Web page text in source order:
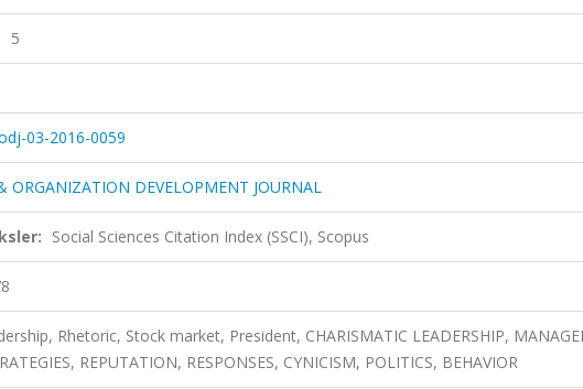
5
03-2016-0059
ORGANIZATION DEVELOPMENT JOURNAL
Social Sciences Citation Index (SSCI), Scopus
Rhetoric, Stock market, President, CHARISMATIC LEADERSHIP,
REPUTATION, RESPONSES, CYNICISM, POLITICS, BEHAVIOR